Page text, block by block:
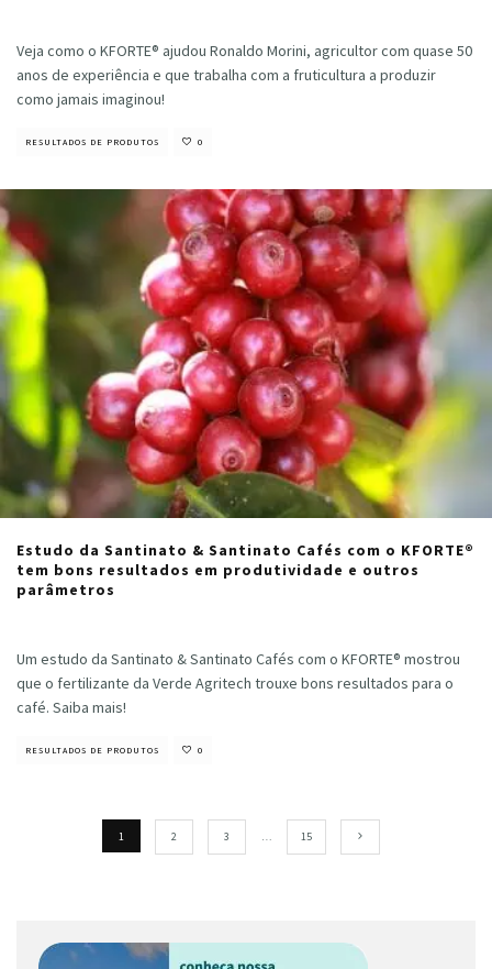
Veja como o KFORTE® ajudou Ronaldo Morini, agricultor com quase 50
anos de experiência e que trabalha com a fruticultura a produzir
como jamais imaginou!
RESULTADOS DE PRODUTOS 0
Estudo da Santinato & Santinato Cafés com o KFORTE®
tem bons resultados em produtividade e outros
parâmetros
Um estudo da Santinato & Santinato Cafés com o KFORTE® mostrou
que o fertilizante da Verde Agritech trouxe bons resultados para o
café. Saiba mais!
RESULTADOS DE PRODUTOS 0
1 2 3 … 15